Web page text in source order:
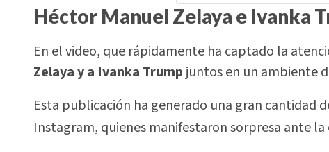
Héctor Manuel Zelaya e Ivanka
En el video, que rápidamente ha captado la
Zelaya y a Ivanka Trump juntos en un ambiente
Esta publicación ha generado una gran cantidad
Instagram, quienes manifestaron sorpresa ante la